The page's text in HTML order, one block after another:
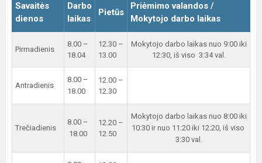
Savaitės
dienos
Darbo
laikas
Pietūs
Priėmimo valandos /
Mokytojo darbo laikas
Pirmadienis
8.00 –
18.04
12.30 –
13.00
Mokytojo darbo laikas nuo 9:00 iki
12:30, iš viso 3:34 val.
Antradienis
8.00 –
18.00
12.00 –
12.30
Trečiadienis
8.00 –
18.00
12.20 –
12.50
Mokytojo darbo laikas nuo 8:00 iki
10:30 ir nuo 11:20 iki 12:20, iš viso
3:30 val.